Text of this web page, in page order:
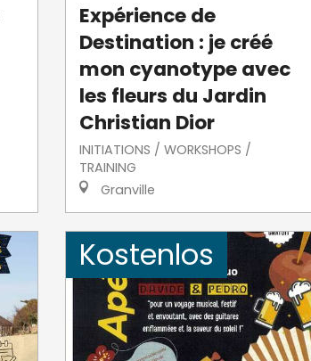
Expérience de
Destination : je créé
mon cyanotype avec
les fleurs du Jardin
Christian Dior
INITIATIONS / WORKSHOPS /
TRAINING
Granville
Kostenlos